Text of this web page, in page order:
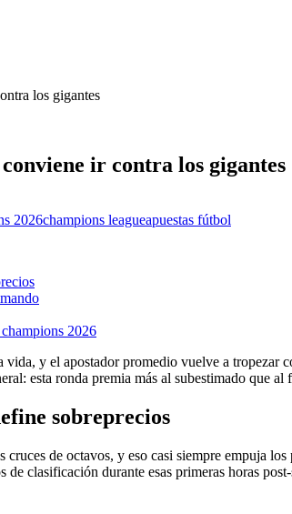
los gigantes
ir contra los gigantes
2026champions leagueapuestas fútbol
2026
y el apostador promedio vuelve a
esta ronda premia más al subestimado que
sobreprecios
de octavos, y eso casi siempre empuja
de clasificación durante esas primeras horas